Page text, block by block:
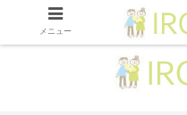
メニュー